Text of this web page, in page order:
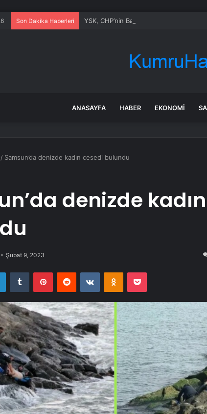
Son Dakika Haberleri YSK, CHP’nin Başvurusunu Reddetti
ANASAYFA HABER EKONOMI
/ Samsun’da denizde kadın cesedi bulundu
denizde
Şubat 9, 2023
LinkedInTumblr PinterestReddit VKontakteOdnoklassniki
Pocket